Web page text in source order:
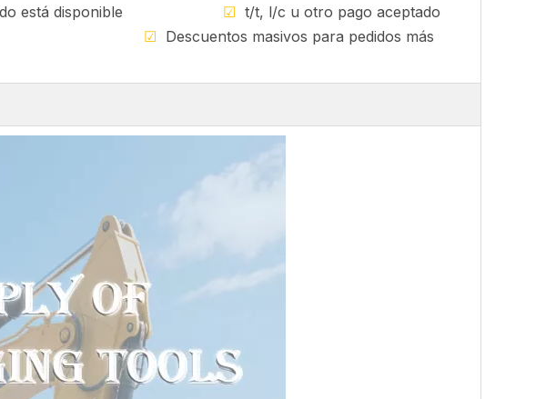
está disponible ☑ t/t, l/c u otro pago aceptado
☑ Descuentos masivos para pedidos más